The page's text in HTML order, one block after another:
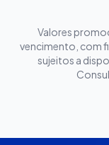
Valores
vencimento, com
sujeitos a